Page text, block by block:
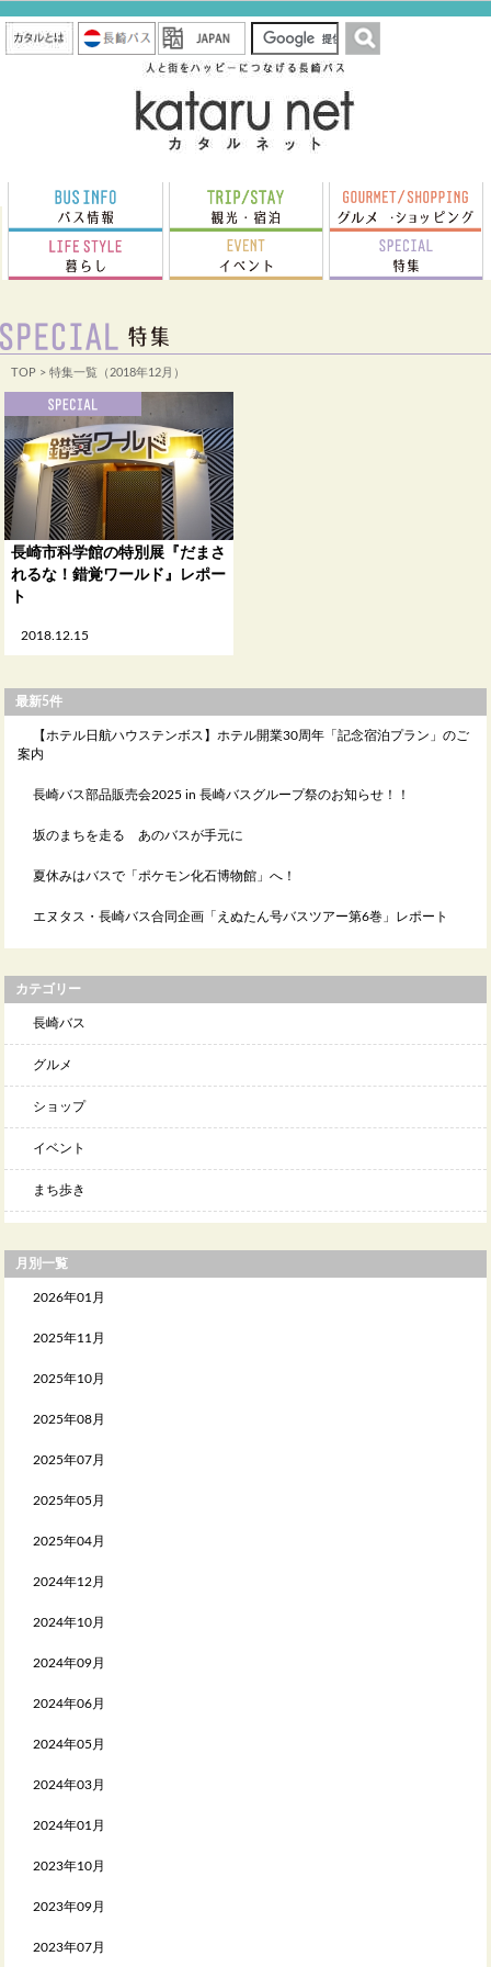
TOP > 特集一覧（2018年12月）
2018.12.15
長崎市科学館の特別展『だまさ
れるな！錯覚ワールド』レポー
ト
最新5件
【ホテル日航ハウステンボス】ホテル開業30周年「記念宿泊プラン」のご
案内
長崎バス部品販売会2025 in 長崎バスグループ祭のお知らせ！！
坂のまちを走る あのバスが手元に
夏休みはバスで「ポケモン化石博物館」へ！
エヌタス・長崎バス合同企画「えぬたん号バスツアー第6巻」レポート
カテゴリー
長崎バス
グルメ
ショップ
イベント
まち歩き
月別一覧
2026年01月
2025年11月
2025年10月
2025年08月
2025年07月
2025年05月
2025年04月
2024年12月
2024年10月
2024年09月
2024年06月
2024年05月
2024年03月
2024年01月
2023年10月
2023年09月
2023年07月